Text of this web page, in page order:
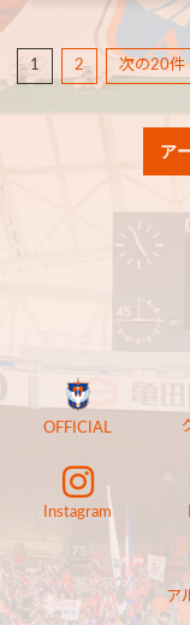
1 2 次の20件
ア
OFFICIAL
Instagram
ア